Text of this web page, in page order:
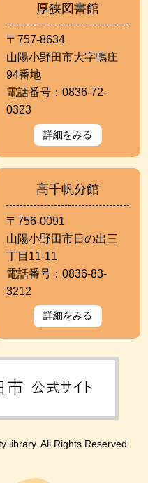
厚狭図書館
〒757-8634
山陽小野田市大字鴨庄
94番地
電話番号：0836-72-
0323
詳細をみる
高千帆分館
〒756-0091
山陽小野田市日の出三
丁目11-11
電話番号：0836-83-
3212
詳細をみる
library. All Rights Reserved.